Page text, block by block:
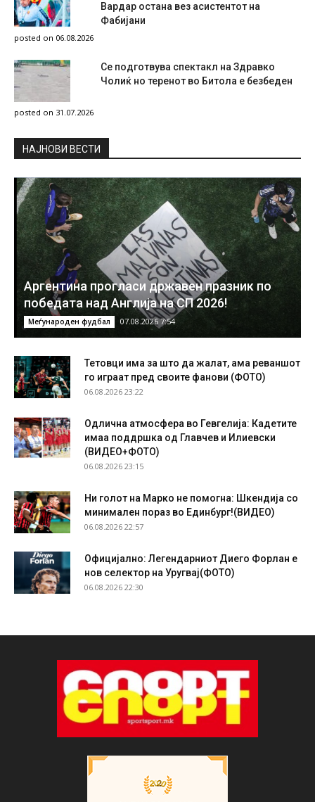
Вардар остана вез асистентот на
Фабијани
posted on 06.08.2026
Се подготвува спектакл на Здравко
Чолиќ но теренот во Битола е безбеден
posted on 31.07.2026
НAЈНОВИ ВЕСТИ
Аргентина прогласи државен празник по
победата над Англија на СП 2026!
Меѓународен фудбал 07.08.2026 7:54
Тетовци има за што да жалат, ама реваншот
го играат пред своите фанови (ФОТО)
06.08.2026 23:22
Одлична атмосфера во Гевгелија: Кадетите
имаа поддршка од Главчев и Илиевски
(ВИДЕО+ФОТО)
06.08.2026 23:15
Ни голот на Марко не помогна: Шкендија со
минимален пораз во Единбург!(ВИДЕО)
06.08.2026 22:57
Официјално: Легендарниот Диего Форлан е
нов селектор на Уругвај(ФОТО)
06.08.2026 22:30